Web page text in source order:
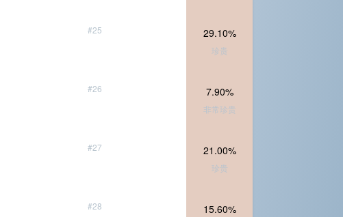
#25 29.10%
珍贵
#26 7.90%
非常珍贵
#27 21.00%
珍贵
#28 15.60%